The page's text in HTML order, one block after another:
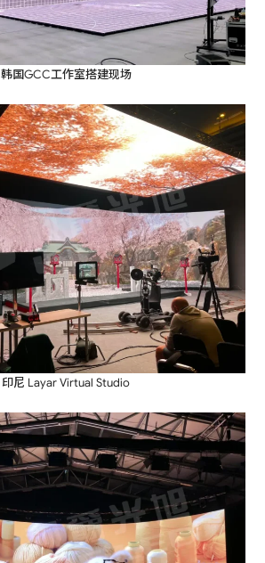
韩国GCC工作室搭建现场
印尼 Layar Virtual Studio